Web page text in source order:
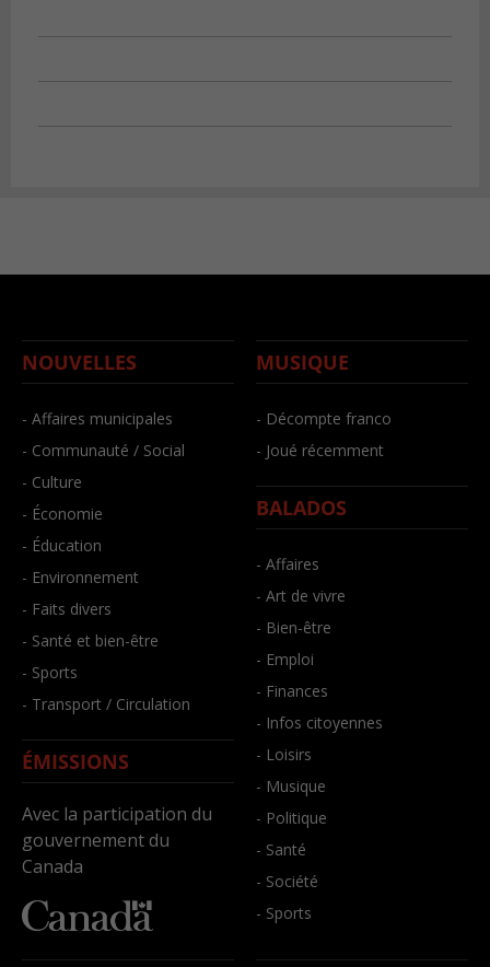
NOUVELLES
- Affaires municipales
- Communauté / Social
- Culture
- Économie
- Éducation
- Environnement
- Faits divers
- Santé et bien-être
- Sports
- Transport / Circulation
ÉMISSIONS
Avec la participation du
gouvernement du
Canada
MUSIQUE
- Décompte franco
- Joué récemment
BALADOS
- Affaires
- Art de vivre
- Bien-être
- Emploi
- Finances
- Infos citoyennes
- Loisirs
- Musique
- Politique
- Santé
- Société
- Sports